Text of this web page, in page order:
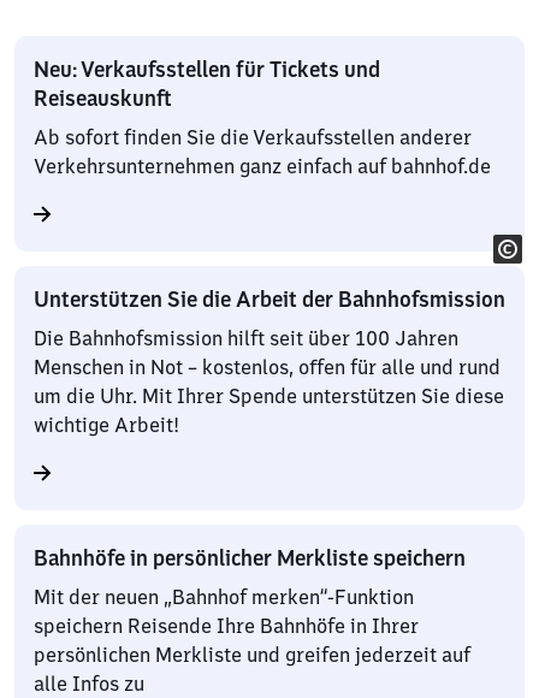
Neu: Verkaufsstellen für Tickets und
Reiseauskunft
Ab sofort finden Sie die Verkaufsstellen anderer
Verkehrsunternehmen ganz einfach auf bahnhof.de
Unterstützen Sie die Arbeit der Bahnhofsmission
Die Bahnhofsmission hilft seit über 100 Jahren
Menschen in Not – kostenlos, offen für alle und rund
um die Uhr. Mit Ihrer Spende unterstützen Sie diese
wichtige Arbeit!
Bahnhöfe in persönlicher Merkliste speichern
Mit der neuen „Bahnhof merken“-Funktion
speichern Reisende Ihre Bahnhöfe in Ihrer
persönlichen Merkliste und greifen jederzeit auf
alle Infos zu